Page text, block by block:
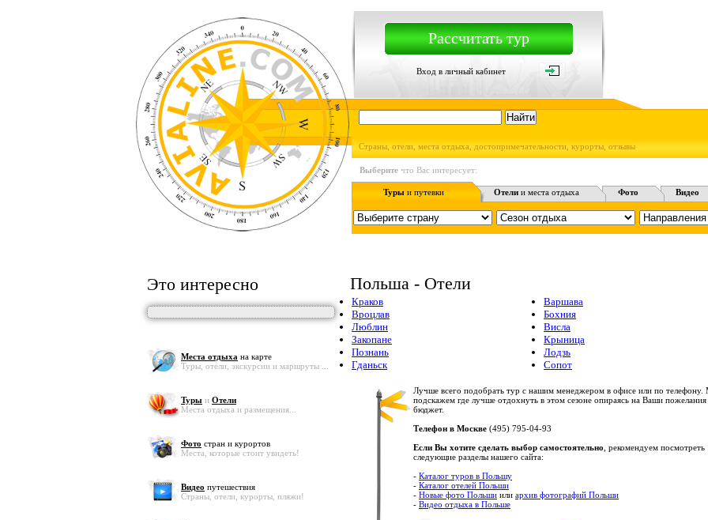
Рассчитать тур
Вход в личный кабинет
Страны, отели, места отдыха, достопримечательности, курорты, отзывы
Выберите что Вас интересует:
Турыи путевки Отели и места отдыха Фото Видео
Это интересно
Места отдыха на карте
Туры, отели, экскурсии и маршруты ...
Туры и Отели
Места отдыха и размещения...
Фото стран и курортов
Места, которые стоит увидеть!
Видео путешествия
Страны, отели, курорты, пляжи!
Польша - Отели
Краков
Вроцлав
Люблин
Закопане
Познань
Гданьск
Варшава
Бохния
Висла
Крыница
Лодзь
Сопот
Лучше всего подобрать тур с нашим менеджером в офисе или по
подскажем где лучше отдохнуть в этом сезоне опираясь на Ваши
бюджет.
Телефон в Москве (495) 795-04-93
Если Вы хотите сделать выбор самостоятельно , рекомендуем посмотреть
следующие разделы нашего сайта:
- Каталог туров в Польшу
- Каталог отелей Польши
- Новые фото Польши или архив фотографий Польши
- Видео отдыха в Польше